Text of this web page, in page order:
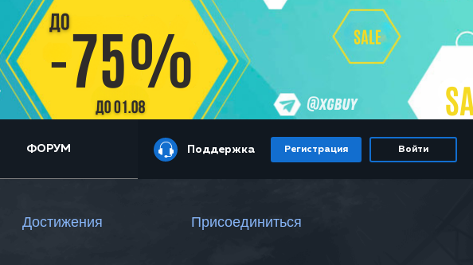
ФОРУМ Поддержка Регистрация Войти
Достижения Присоединиться